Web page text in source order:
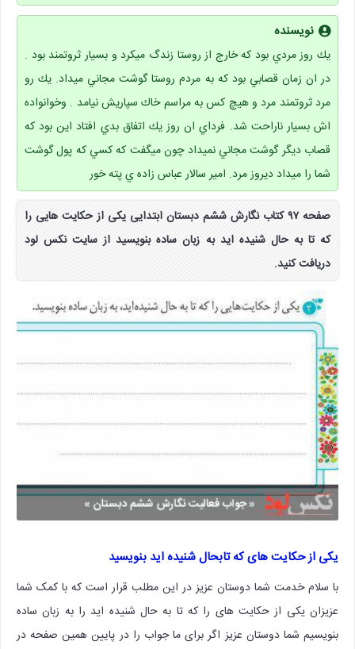
نویسنده
يك روز مردي بود كه خارج از روستا زندگ ميكرد و بسيار ثروتمند بود .
در ان زمان قصابي بود كه به مردم روستا گوشت مجاني ميداد. يك رو
مرد ثروتمند مرد و هيچ كس به مراسم خاك سپاريش نيامد . وخوانواده
اش بسيار ناراحت شد. فرداي ان روز يك اتفاق بدي افتاد اين بود كه
قصاب ديگر گوشت مجاني نميداد چون ميگفت كه كسي كه پول گوشت
شما را ميداد ديروز مرد. امير سالار عباس زاده ي پته خور
صفحه ۹۷ کتاب نگارش ششم دبستان ابتدایی یکی از حکایت هایی را
که تا به حال شنیده اید به زبان ساده بنویسید از سایت نکس لود
دریافت کنید.
یکی از حکایت های که تابحال شنیده اید بنویسید
با سلام خدمت شما دوستان عزیز در این مطلب قرار است که با کمک شما
عزیزان یکی از حکایت های را که تا به حال شنیده اید را به زبان ساده
بنویسیم شما دوستان عزیز اگر برای ما جواب را در پایین همین صفحه در